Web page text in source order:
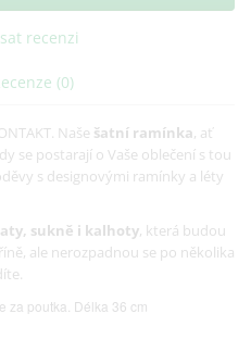
recenzi
(0)
Naše šatní ramínka, ať
se postarají o Vaše oblečení s tou
s designovými ramínky a léty
sukně i kalhoty, která budou
ale nerozpadnou se po několika
za poutka. Délka 36 cm